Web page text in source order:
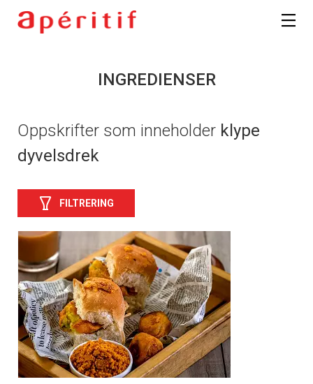
INGREDIENSER
Oppskrifter som inneholder klype
dyvelsdrek
FILTRERING